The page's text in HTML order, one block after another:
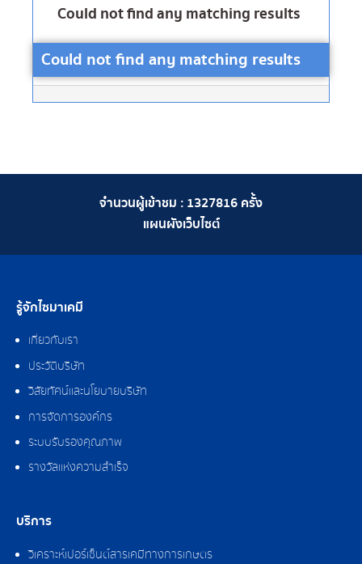
Could not find any matching results
Could not find any matching results
จำนวนผู้เข้าชม : 1327816 ครั้ง
แผนผังเว็บไซต์
รู้จักไซมาเคมี
เกี่ยวกับเรา
ประวัติบริษัท
วิสัยทัศน์และนโยบายบริษัท
การจัดการองค์กร
ระบบรับรองคุณภาพ
รางวัลแห่งความสำเร็จ
บริการ
วิเคราะห์เปอร์เซ็นต์สารเคมีทางการเกษตร